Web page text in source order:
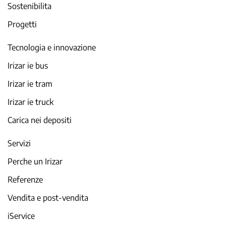
Sostenibilita
Progetti
Tecnologia e innovazione
Irizar ie bus
Irizar ie tram
Irizar ie truck
Carica nei depositi
Servizi
Perche un Irizar
Referenze
Vendita e post-vendita
iService